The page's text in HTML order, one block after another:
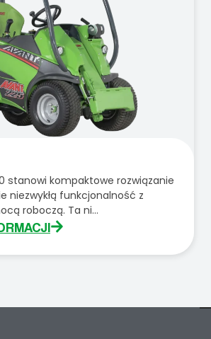
stanowi kompaktowe rozwiązanie
niezwykłą funkcjonalność z
roboczą. Ta ni...